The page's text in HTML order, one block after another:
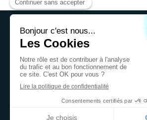
© EGC - Electricité
Disponible autour de
Sainte-Luce-sur-Loire,
Mortagne-sur-Sèvre, Saint-
Nueil-les-Aubiers, Vihiers,